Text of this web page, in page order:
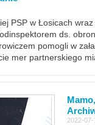
PSP w Łosicach
ds.
pomogli w
mer partnerskiego
2022-07-